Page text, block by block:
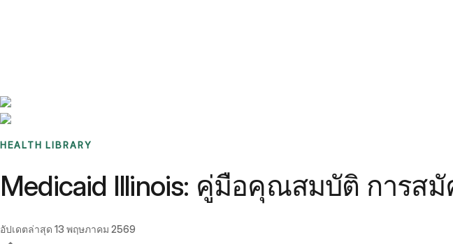
HEALTH LIBRARY
Medicaid Illinois: คู่มือคุณสมบัติ การส
อัปเดตล่าสุด 13 พฤษภาคม 2569